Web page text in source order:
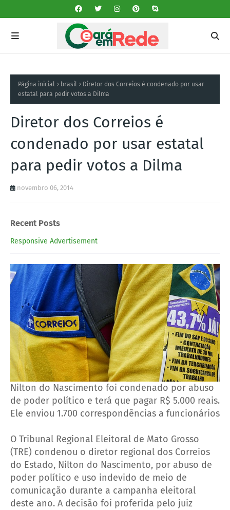
Página inicial brasil
Diretor dos Correios é condenado por usar
estatal para pedir votos a Dilma
Diretor dos Correios é
condenado por usar estatal
para pedir votos a Dilma
novembro 06, 2014
Recent Posts
Responsive Advertisement
Nilton do Nascimento foi condenado por abuso
de poder político e terá que pagar R$ 5.000 reais.
Ele enviou 1.700 correspondências a funcionários
O Tribunal Regional Eleitoral de Mato Grosso
(TRE) condenou o diretor regional dos Correios
do Estado, Nilton do Nascimento, por abuso de
poder político e uso indevido de meio de
comunicação durante a campanha eleitoral
deste ano. A decisão foi proferida pelo juiz